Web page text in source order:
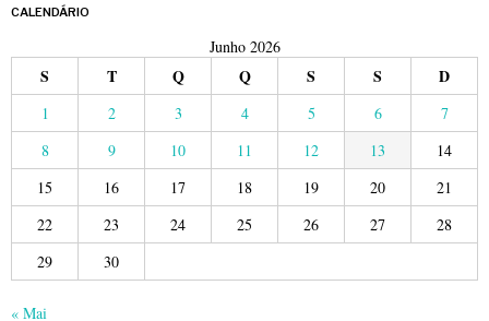
CALENDÁRIO
Junho 2026
S T Q Q S S D
1 2 3 4 5 6
7
8
9 10 11 12 13
14
15
16 17 18 19 20
21
22
23 24 25 26 27
28
29
30
« Mai